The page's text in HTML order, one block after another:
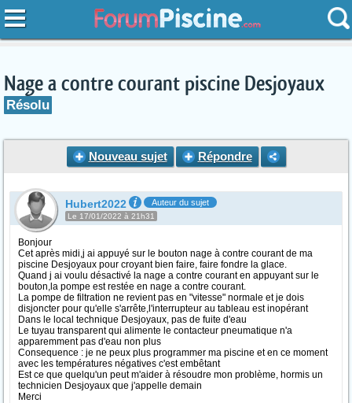
Nage a contre courant piscine Desjoyaux
Résolu
Nouveau sujet Répondre
Hubert2022 Auteur du sujet
Le 17/01/2022 à 21h31
Bonjour
Cet après midi,j ai appuyé sur le bouton nage à contre courant de ma
piscine Desjoyaux pour croyant bien faire, faire fondre la glace.
Quand j ai voulu désactivé la nage a contre courant en appuyant sur le
bouton,la pompe est restée en nage a contre courant.
La pompe de filtration ne revient pas en "vitesse" normale et je dois
disjoncter pour qu'elle s'arrête,l'interrupteur au tableau est inopérant
Dans le local technique Desjoyaux, pas de fuite d'eau
Le tuyau transparent qui alimente le contacteur pneumatique n'a
apparemment pas d'eau non plus
Consequence : je ne peux plus programmer ma piscine et en ce moment
avec les températures négatives c'est embêtant
Est ce que quelqu'un peut m'aider à résoudre mon problème, hormis un
technicien Desjoyaux que j'appelle demain
Merci